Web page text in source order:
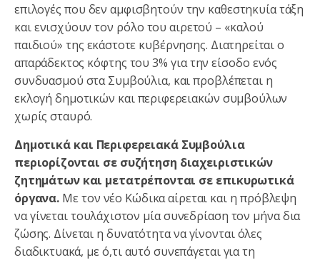
επιλογές που δεν αμφισβητούν την καθεστηκυία τάξη
και ενισχύουν τον ρόλο του αιρετού – «καλού
παιδιού» της εκάστοτε κυβέρνησης. Διατηρείται ο
απαράδεκτος κόφτης του 3% για την είσοδο ενός
συνδυασμού στα Συμβούλια, και προβλέπεται η
εκλογή δημοτικών και περιφερειακών συμβούλων
χωρίς σταυρό.
Δημοτικά και Περιφερειακά Συμβούλια
περιορίζονται σε συζήτηση διαχειριστικών
ζητημάτων και μετατρέπονται σε επικυρωτικά
όργανα.Με τον νέο Κώδικα αίρεται και η πρόβλεψη
να γίνεται τουλάχιστον μία συνεδρίαση τον μήνα δια
ζώσης. Δίνεται η δυνατότητα να γίνονται όλες
διαδικτυακά, με ό,τι αυτό συνεπάγεται για τη